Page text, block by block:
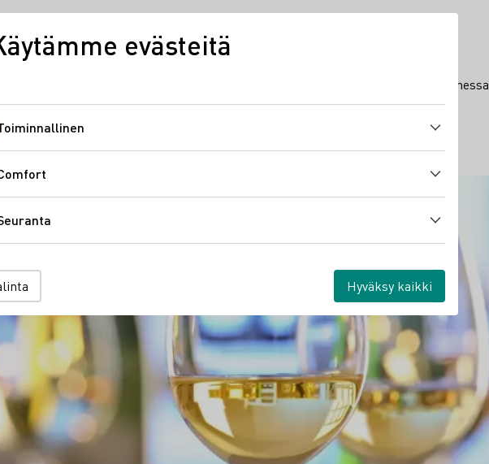
Saksan viinit Suomessa
evästeitä
Hyväksy kaikki